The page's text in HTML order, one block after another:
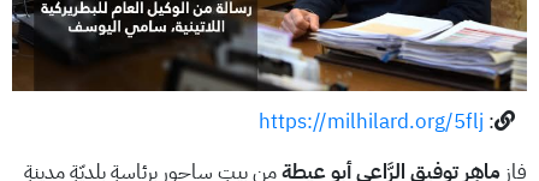
:
https://milhilard.org/5flj
فاز ماهِر توفيق الرَّاعي أبو عيطةمن بيتِ ساحور برئاسةِ بلديّةِ مدينةِ